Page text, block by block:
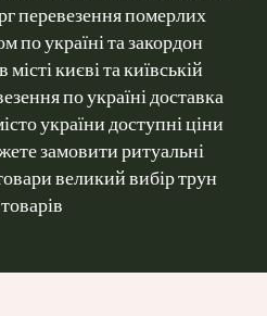
перевезення померлих
по україні та закордон
києві та київській
по україні доставка
україни доступні ціни
замовити ритуальні
великий вибір трун